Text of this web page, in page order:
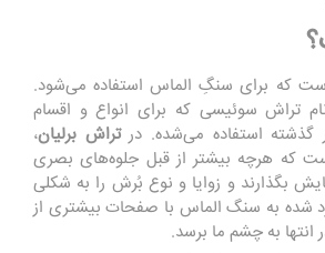
که برای سنگِ الماس استفاده می‌شود.
تراش سوئیسی که برای انواع و اقسام
استفاده می‌شده. درتراش برلیان،
که هرچه بیشتر از قبل جلوه‌های بصری
بگذارند و زوایا و نوع بُرش را به شکلی
شده به سنگ الماس با صفحات بیشتری از
انتها به چشم ما برسد.